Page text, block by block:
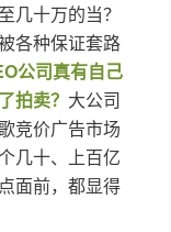
几十万的当？
各种保证套路
公司真有自己
拍卖？ 大公司
竞价广告市场
几十、上百亿
面前，都显得